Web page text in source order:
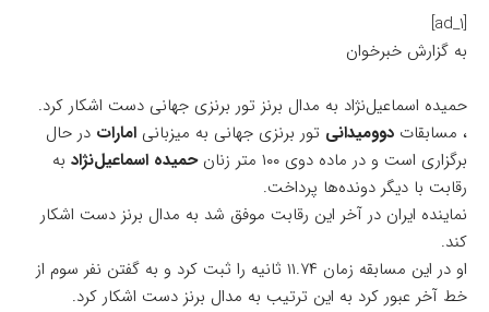
[ad_1]
به گزارش خبرخوان
حمیده اسماعیل‌نژاد به مدال برنز تور برنزی جهانی دست اشکار کرد.
، مسابقات دوومیدانی تور برنزی جهانی به میزبانی امارات در حال
برگزاری است و در ماده دوی ۱۰۰ متر زنان
حمیده اسماعیل‌نژاد به
رقابت با دیگر دونده‌ها پرداخت.
نماینده ایران در آخر این رقابت موفق شد به مدال برنز دست اشکار
کند.
او در این مسابقه زمان ۱۱.۷۴ ثانیه را ثبت کرد و به گفتن نفر سوم از
خط آخر عبور کرد به این ترتیب به مدال برنز دست اشکار کرد.